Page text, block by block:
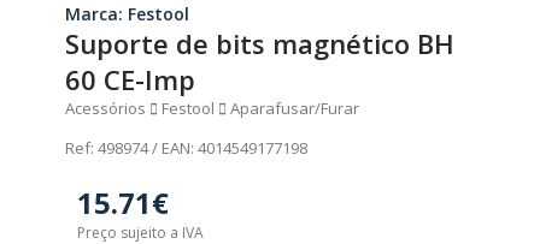
Marca: Festool
Suporte de bits magnético BH
60 CE-Imp
Acessórios Festool
Aparafusar/Furar
Ref: 498974 / EAN: 4014549177198
15.71€
Preço sujeito a IVA